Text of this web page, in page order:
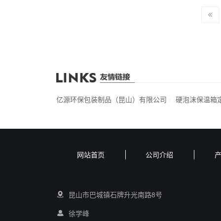
亿源环保包装制品（昆山）有限公司 硬泡沫保温箱
网站首页 公司介绍
昆山市巴城镇石牌升光南路8号
徐学峰